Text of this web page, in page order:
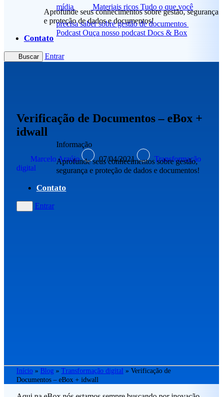
mídia
Materiais ricos Tudo o que você
precisa saber sobre gestão de documentos
Podcast Ouça nosso podcast Docs & Box
Informação
Aprofunde seus conhecimentos sobre gestão,
segurança e proteção de dados e documentos!
Contato
Entrar
Aprofunde seus conhecimentos sobre gestão, segurança
e proteção de dados e documentos!
Contato
Buscar Entrar
Verificação de Documentos – eBox +
idwall
Marcelo Araújo 07/04/2021
Transformação
digital
Início » Blog » Transformação digital » Verificação de
Documentos – eBox + idwall